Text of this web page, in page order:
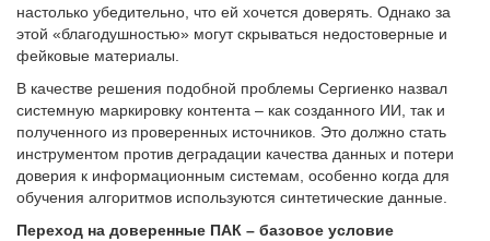
настолько убедительно, что ей хочется доверять. Однако за
этой «благодушностью» могут скрываться недостоверные и
фейковые материалы.
В качестве решения подобной проблемы Сергиенко назвал
системную маркировку контента – как созданного ИИ, так и
полученного из проверенных источников. Это должно стать
инструментом против деградации качества данных и потери
доверия к информационным системам, особенно когда для
обучения алгоритмов используются синтетические данные.
Переход на доверенные ПАК – базовое условие